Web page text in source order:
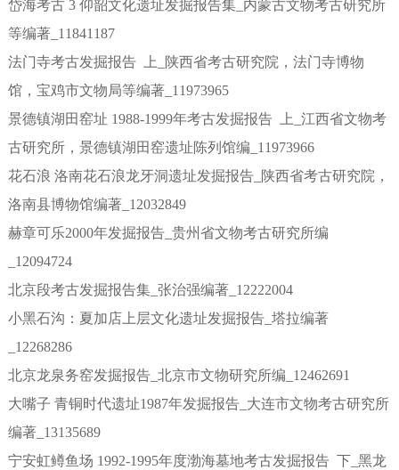
岱海考古 3 仰韶文化遗址发掘报告集_内蒙古文物考古研究所
等编著_11841187
法门寺考古发掘报告 上_陕西省考古研究院，法门寺博物
馆，宝鸡市文物局等编著_11973965
景德镇湖田窑址 1988-1999年考古发掘报告 上_江西省文物考
古研究所，景德镇湖田窑遗址陈列馆编_11973966
花石浪 洛南花石浪龙牙洞遗址发掘报告_陕西省考古研究院，
洛南县博物馆编著_12032849
赫章可乐2000年发掘报告_贵州省文物考古研究所编
_12094724
北京段考古发掘报告集_张治强编著_12222004
小黑石沟：夏加店上层文化遗址发掘报告_塔拉编著
_12268286
北京龙泉务窑发掘报告_北京市文物研究所编_12462691
大嘴子 青铜时代遗址1987年发掘报告_大连市文物考古研究所
编著_13135689
宁安虹鳟鱼场 1992-1995年度渤海墓地考古发掘报告 下_黑龙